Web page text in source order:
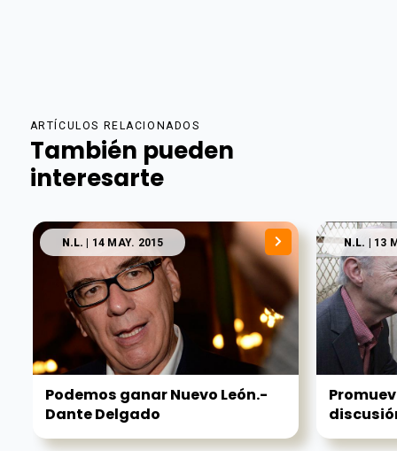
ARTÍCULOS RELACIONADOS
También pueden
interesarte
N.L. | 14 MAY. 2015
Podemos ganar Nuevo León.-
Dante Delgado
N.L. | 13